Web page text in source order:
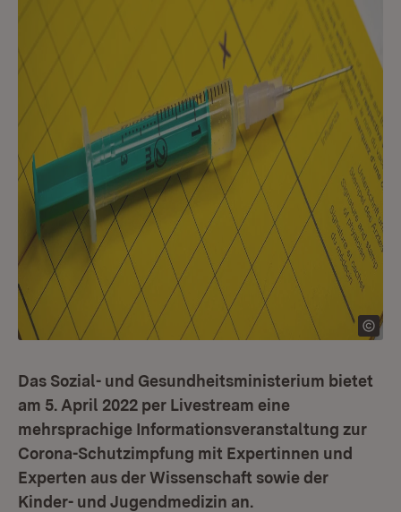
Das Sozial- und Gesundheitsministerium bietet
am 5. April 2022 per Livestream eine
mehrsprachige Informationsveranstaltung zur
Corona-Schutzimpfung mit Expertinnen und
Experten aus der Wissenschaft sowie der
Kinder- und Jugendmedizin an.